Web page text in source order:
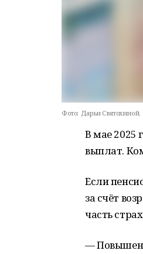
Фото: Дарьи Святохиной.
В мае 2025
выплат.
Если
за счёт
часть
—